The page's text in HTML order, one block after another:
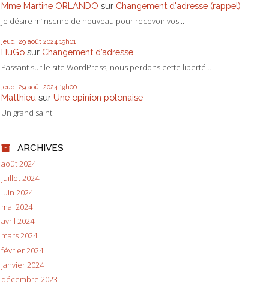
Mme Martine ORLANDO sur Changement d'adresse (rappel)
Je désire m’inscrire de nouveau pour recevoir vos...
jeudi 29 août 2024 19h01
HuGo sur Changement d’adresse
Passant sur le site WordPress, nous perdons cette liberté...
jeudi 29 août 2024 19h00
Matthieu sur Une opinion polonaise
Un grand saint
ARCHIVES
août 2024
juillet 2024
juin 2024
mai 2024
avril 2024
mars 2024
février 2024
janvier 2024
décembre 2023